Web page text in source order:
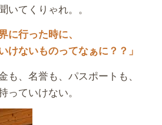
いてくりゃれ。。
に行った時に、
ものってなぁに？？」
も、名誉も、パスポートも、
っていけない。